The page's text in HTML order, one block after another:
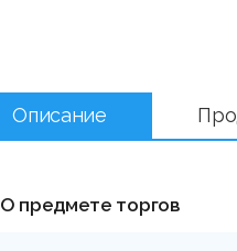
Описание
О предмете торгов